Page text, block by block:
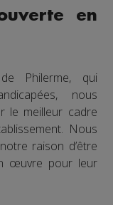
en
Philerme, qui
nous
le meilleur cadre
Nous
raison d’être
œuvre pour leur